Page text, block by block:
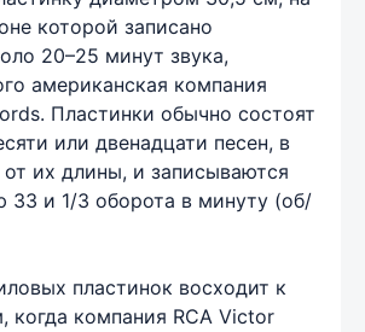
которой записано
20–25 минут звука,
американская компания
Пластинки обычно состоят
или двенадцати песен, в
их длины, и записываются
33 и 1/3 оборота в минуту (об/
пластинок восходит к
когда компания RCA Victor